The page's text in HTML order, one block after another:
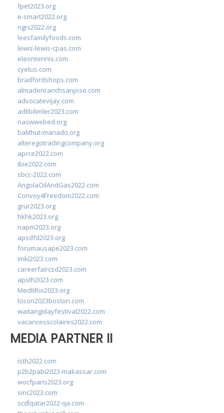
fpet2023.org
e-smart2022.org
ngrc2022.org
leesfamilyfoods.com
lewis-lewis-cpas.com
eleontennis.com
cyetus.com
bradfordshops.com
almadenranchsanjose.com
advocatevijay.com
adlibilimler2023.com
naswwebed.org
balithut-manado.org
alteregotradingcompany.org
aprce2022.com
ibie2022.com
sbcc-2022.com
AngolaOilAndGas2022.com
Convoy4Freedom2022.com
grur2023.org
hkhk2023.org
napm2023.org
apsdfd2023.org
forumausape2023.com
imkl2023.com
careerfaircsd2023.com
apsth2023.com
MedItRio2023.org
lcicon2023boston.com
waitangidayfestival2022.com
vacancesscolaires2022.com
MEDIA PARTNER II
isth2022.com
p2b2pabi2023-makassar.com
wocfparis2023.org
sinc2023.com
scdlqatar2022-qa.com